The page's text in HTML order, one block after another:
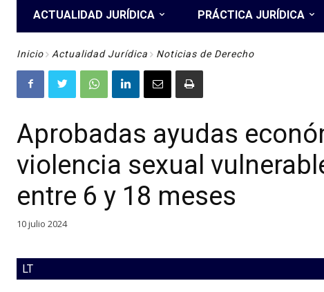
ACTUALIDAD JURÍDICA PRÁCTICA JURÍDICA
Inicio Actualidad Jurídica Noticias de Derecho
Aprobadas ayudas
violencia sexual
entre 6 y 18 meses
10 julio 2024
LT